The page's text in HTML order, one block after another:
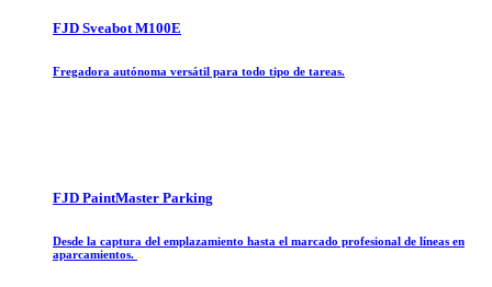
FJD Sveabot M100E
Fregadora autónoma versátil para todo tipo de tareas.
FJD PaintMaster Parking
Desde la captura del emplazamiento hasta el marcado profesional de líneas en
aparcamientos.